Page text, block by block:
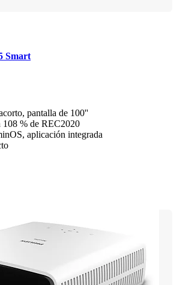
Smart
pantalla de 100''
% de REC2020
aplicación integrada